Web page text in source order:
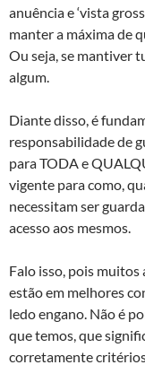
anuência e ‘vista
manter a máxima de
Ou seja, se mantiver
algum.
Diante disso, é
responsabilidade de
para TODA e
vigente para como,
necessitam ser
acesso aos mesmos.
Falo isso, pois
estão em melhores
ledo engano. Não é
que temos, que
corretamente